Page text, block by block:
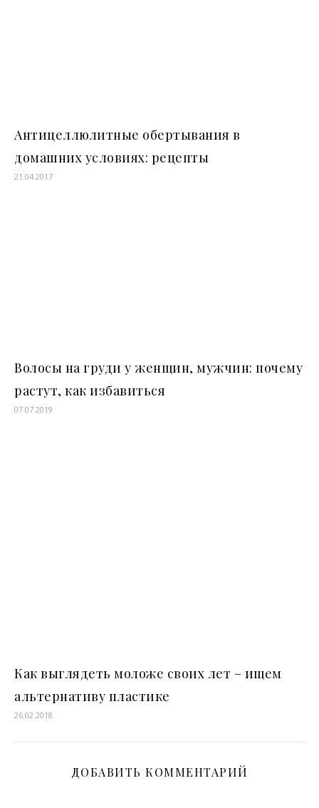
Антицеллюлитные обертывания в
домашних условиях: рецепты
21.04.2017
Волосы на груди у женщин, мужчин: почему
растут, как избавиться
07.07.2019
Как выглядеть моложе своих лет – ищем
альтернативу пластике
26.02.2018
ДОБАВИТЬ КОММЕНТАРИЙ